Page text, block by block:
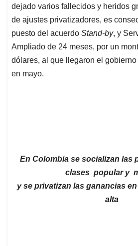
dejado varios fallecidos y heridos
de ajustes privatizadores, es
puesto del acuerdo Stand-by, y
Ampliado de 24 meses, por un
dólares, al que llegaron el gobierno
en mayo.
En Colombia se socializan las
clases popular y
y se privatizan las ganancias
alta